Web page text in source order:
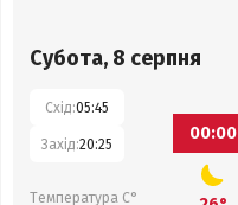
Субота, 8 серпня
Схід:05:45
Захід:20:25
Температура С°
00:00